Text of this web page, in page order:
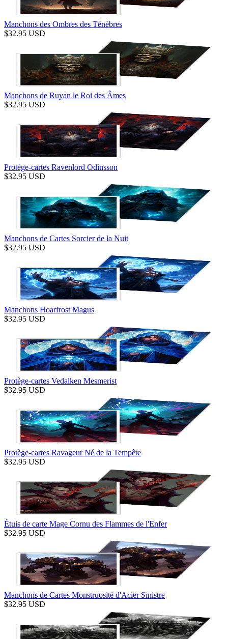
Manchons des Ombres des Ténèbres
$32.95 USD
Manchons de Ruyan le Roi des Âmes
$32.95 USD
Protège-cartes Ravenlord Odinsson
$32.95 USD
Manchons de Cartes Sorcier de la Nuit
$32.95 USD
Manchons Hoarfrost Magus
$32.95 USD
Protège-cartes Vedalken Mesmerist
$32.95 USD
Protège-cartes Ravageur Né de la Tempête
$32.95 USD
Étuis de carte Mage Cornu des Flammes de l'Enfer
$32.95 USD
Manchons de Cartes Monstruosité d'Acier Sinistre
$32.95 USD